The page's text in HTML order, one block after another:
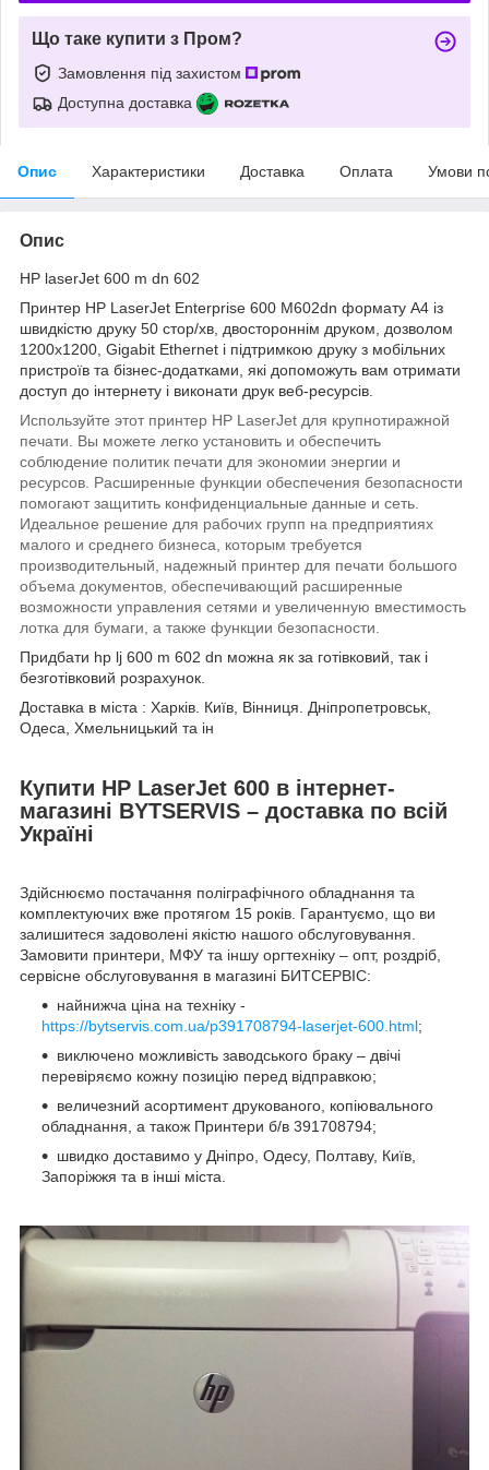
Що таке купити з Пром?
Замовлення під захистом
Доступна доставка
Опис Характеристики Доставка Оплата Умови
Опис
HP laserJet 600 m dn 602
Принтер HP LaserJet Enterprise 600 M602dn формату А4 із
швидкістю друку 50 стор/хв, двостороннім друком, дозволом
1200х1200, Gigabit Ethernet і підтримкою друку з мобільних
пристроїв та бізнес-додатками, які допоможуть вам отримати
доступ до інтернету і виконати друк веб-ресурсів.
Используйте этот принтер HP LaserJet для крупнотиражной
печати. Вы можете легко установить и обеспечить
соблюдение политик печати для экономии энергии и
ресурсов. Расширенные функции обеспечения безопасности
помогают защитить конфиденциальные данные и сеть.
Идеальное решение для рабочих групп на предприятиях
малого и среднего бизнеса, которым требуется
производительный, надежный принтер для печати большого
объема документов, обеспечивающий расширенные
возможности управления сетями и увеличенную вместимость
лотка для бумаги, а также функции безопасности.
Придбати hp lj 600 m 602 dn можна як за готівковий, так і
безготівковий розрахунок.
Доставка в міста : Харків. Київ, Вінниця. Дніпропетровськ,
Одеса, Хмельницький та ін
Купити HP LaserJet 600 в інтернет-
магазині BYTSERVIS – доставка по всій
Україні
Здійснюємо постачання поліграфічного обладнання та
комплектуючих вже протягом 15 років. Гарантуємо, що ви
залишитеся задоволені якістю нашого обслуговування.
Замовити принтери, МФУ та іншу оргтехніку – опт, роздріб,
сервісне обслуговування в магазині БИТСЕРВІС:
найнижча ціна на техніку -
https://bytservis.com.ua/p391708794-laserjet-600.html;
виключено можливість заводського браку – двічі
перевіряємо кожну позицію перед відправкою;
величезний асортимент друкованого, копіювального
обладнання, а також Принтери б/в 391708794;
швидко доставимо у Дніпро, Одесу, Полтаву, Київ,
Запоріжжя та в інші міста.